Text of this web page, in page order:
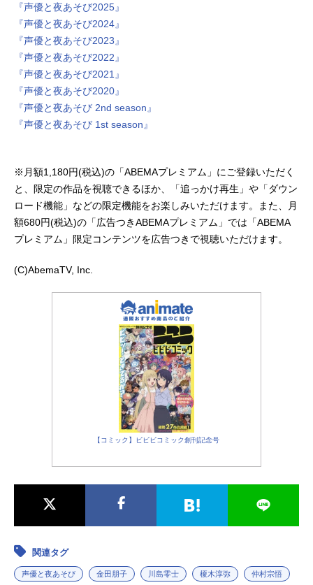
『声優と夜あそび2025』
『声優と夜あそび2024』
『声優と夜あそび2023』
『声優と夜あそび2022』
『声優と夜あそび2021』
『声優と夜あそび2020』
『声優と夜あそび 2nd season』
『声優と夜あそび 1st season』
※月額1,180円(税込)の「ABEMAプレミアム」にご登録いただく
と、限定の作品を視聴できるほか、「追っかけ再生」や「ダウン
ロード機能」などの限定機能をお楽しみいただけます。また、月
額680円(税込)の「広告つきABEMAプレミアム」では「ABEMA
プレミアム」限定コンテンツを広告つきで視聴いただけます。
(C)AbemaTV, Inc.
【コミック】ビビビコミック創刊記念号
関連タグ
声優と夜あそび 金田朋子 川島零士 榎木淳弥 仲村宗悟